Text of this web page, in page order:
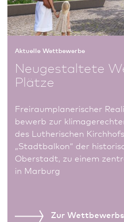
Aktuelle Wettbewerbe
Neugestaltete
Plätze
Freiraumplanerischer
bewerb zur
des Lutherischen
„Stadtbalkon“ der
Oberstadt, zu einem
in Marburg
Zur